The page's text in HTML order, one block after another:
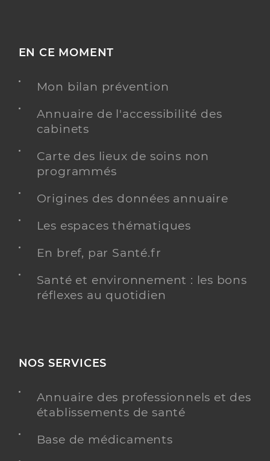
EN CE MOMENT
Mon bilan prévention
Annuaire de l'accessibilité des
cabinets
Carte des lieux de soins non
programmés
Origines des données annuaire
Les espaces thématiques
En bref, par Santé.fr
Santé et environnement : les bons
réflexes au quotidien
NOS SERVICES
Annuaire des professionnels et des
établissements de santé
Base de médicaments